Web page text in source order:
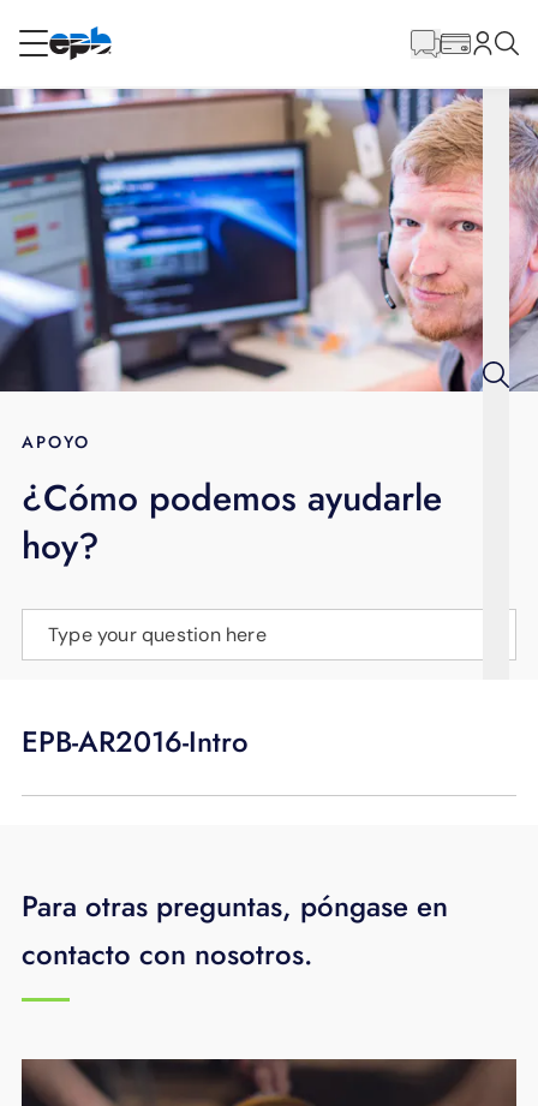
RESIDENCIAL
Internet
Energía
Televisión
BLOG
APOYO
principal
APOYO
¿Cómo podemos ayudarle
hoy?
Type your question here
EPB-AR2016-Intro
Para otras preguntas, póngase en
contacto con nosotros.